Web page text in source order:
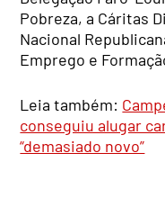
Pobreza, a Cáritas
Nacional
Emprego e
Leia também:
conseguiu alugar
“demasiado novo”